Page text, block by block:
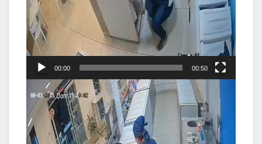
00:00 00:50
Reproductor
de
vídeo